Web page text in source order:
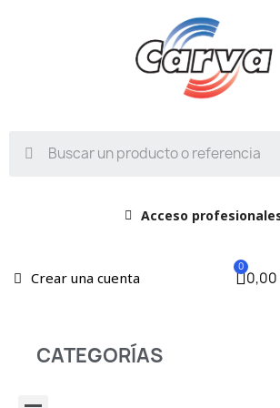
Acceso
Crear una cuenta 0,00
CATEGORÍAS